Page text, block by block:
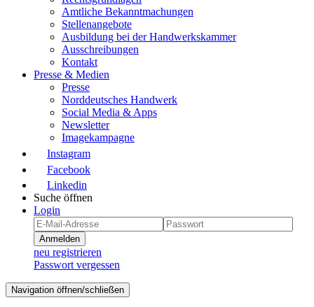
Amtliche Bekanntmachungen
Stellenangebote
Ausbildung bei der Handwerkskammer
Ausschreibungen
Kontakt
Presse & Medien
Presse
Norddeutsches Handwerk
Social Media & Apps
Newsletter
Imagekampagne
Instagram
Facebook
Linkedin
Suche öffnen
Login
Anmelden
neu registrieren
Passwort vergessen
Navigation öffnen/schließen